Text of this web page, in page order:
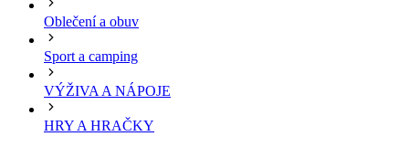
Oblečení a obuv
Sport a camping
VÝŽIVA A NÁPOJE
HRY A HRAČKY